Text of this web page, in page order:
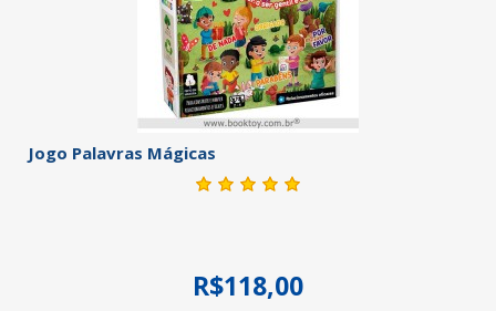
Jogo Palavras Mágicas
R$118,00